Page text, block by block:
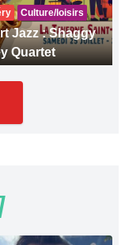
Culture/loisirs
Jazz : Shaggy
Quartet